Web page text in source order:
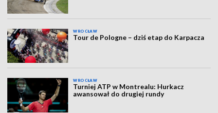
WROCŁAW
Tour de Pologne – dziś etap do Karpacza
WROCŁAW
Turniej ATP w Montrealu: Hurkacz
awansował do drugiej rundy